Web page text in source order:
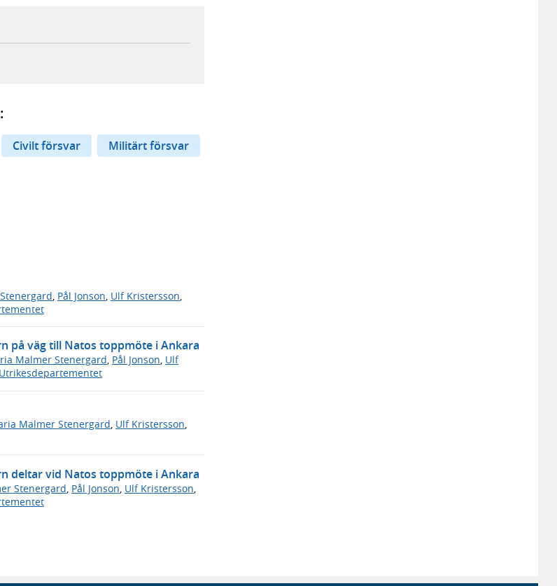
webbplats,
postklient,
Civilt försvar
Militärt försvar
Pål Jonson Ulf Kristersson
på väg till Natos toppmöte i Ankara
Malmer Stenergard, Pål Jonson, Ulf
Utrikesdepartementet
Malmer Stenergard, Ulf Kristersson,
deltar vid Natos toppmöte i Ankara
Stenergard Pål Jonson Ulf Kristersson